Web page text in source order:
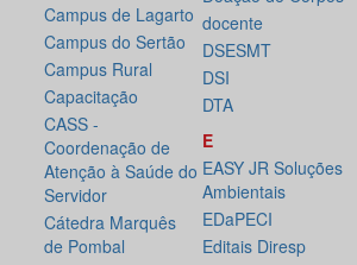
Campus de Lagarto
Campus do Sertão
Campus Rural
Capacitação
CASS -
Coordenação de
Atenção à Saúde do
Servidor
Cátedra Marquês
de Pombal
docente
DSESMT
DSI
DTA
E
EASY JR Soluções
Ambientais
EDaPECI
Editais Diresp